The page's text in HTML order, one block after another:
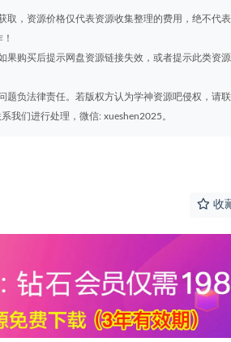
取，资源价格仅代表资源收集整理的费用，绝不代
果购买后提示网盘资源链接失效，或者提示此类资
负法律责任。若版权方认为学神资源吧侵权，请
我们进行处理，微信: xueshen2025。
收